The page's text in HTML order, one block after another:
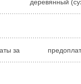
деревянный
за